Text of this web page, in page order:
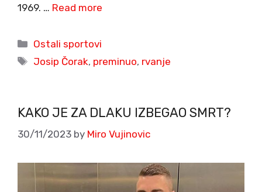
1969. … Read more
Categories
Ostali sportovi
Tags
Josip Čorak, preminuo, rvanje
KAKO JE ZA DLAKU IZBEGAO SMRT?
30/11/2023 by Miro Vujinovic